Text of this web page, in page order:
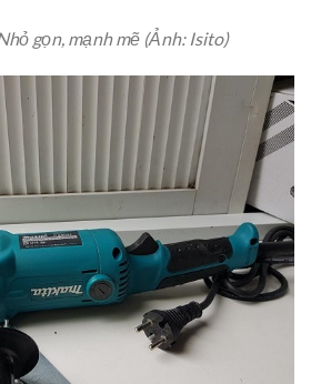
gọn, mạnh mẽ (Ảnh: Isito)